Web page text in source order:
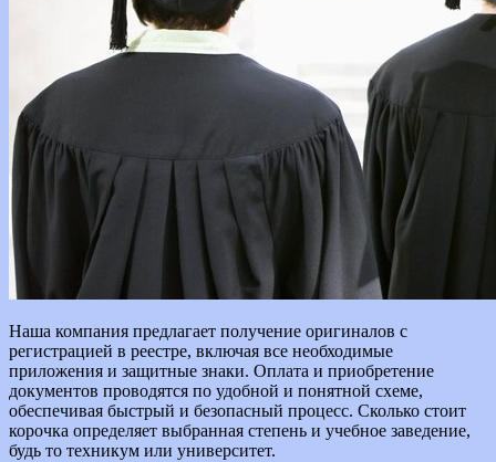
Наша компания предлагает получение оригиналов с
регистрацией в реестре, включая все необходимые
приложения и защитные знаки. Оплата и приобретение
документов проводятся по удобной и понятной схеме,
обеспечивая быстрый и безопасный процесс. Сколько стоит
корочка определяет выбранная степень и учебное заведение,
будь то техникум или университет.